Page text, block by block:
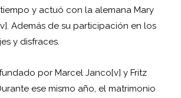
y actuó con la alemana Mary
Además de su participación en los
y disfraces.
por Marcel Janco[v] y Fritz
ese mismo año, el matrimonio